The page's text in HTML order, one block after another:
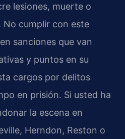
lesiones, muerte o
No cumplir con este
sanciones que van
y puntos en su
cargos por delitos
en prisión. Si usted ha
la escena en
Herndon, Reston o